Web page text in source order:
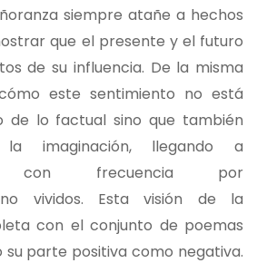
siempre atañe a hechos
que el presente y el futuro
de su influencia. De la misma
este sentimiento no está
de lo factual sino que también
imaginación, llegando a
con frecuencia por
no vividos. Esta visión de la
con el conjunto de poemas
parte positiva como negativa.